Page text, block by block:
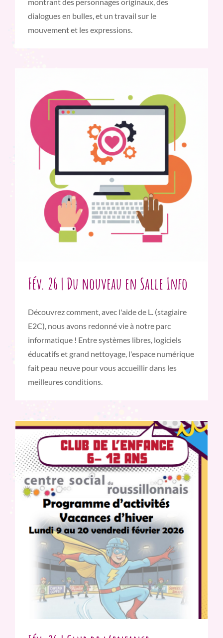
montrant des personnages originaux, des
dialogues en bulles, et un travail sur le
mouvement et les expressions.
Fév. 26 | Du nouveau en Salle Info
Découvrez comment, avec l'aide de L. (stagiaire
E2C), nous avons redonné vie à notre parc
informatique ! Entre systèmes libres, logiciels
éducatifs et grand nettoyage, l'espace numérique
fait peau neuve pour vous accueillir dans les
meilleures conditions.